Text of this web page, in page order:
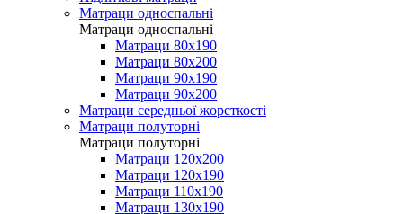
Матраци односпальні
Матраци односпальні
Матраци 80х190
Матраци 80х200
Матраци 90х190
Матраци 90х200
Матраци середньої жорсткості
Матраци полуторні
Матраци полуторні
Матраци 120х200
Матраци 120х190
Матраци 110х190
Матраци 130х190